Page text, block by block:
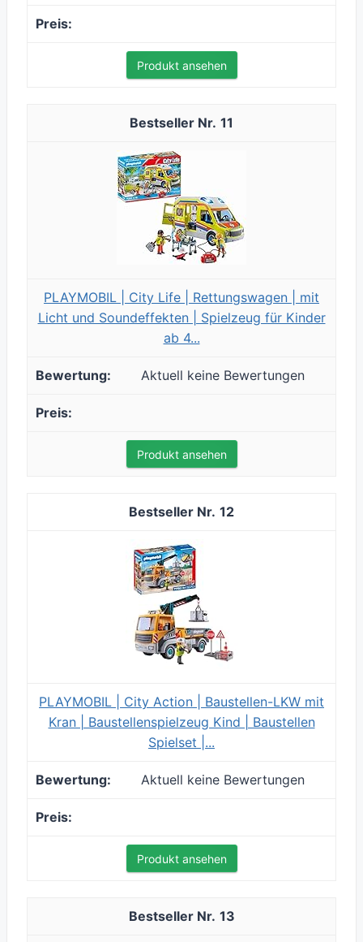
Produkt ansehen
11
PLAYMOBIL | City Life | Rettungswagen | mit
Licht und Soundeffekten | Spielzeug für Kinder
ab 4...
Aktuell keine Bewertungen
Produkt ansehen
12
PLAYMOBIL | City Action | Baustellen-LKW mit
Kran | Baustellenspielzeug Kind | Baustellen
Spielset |...
Aktuell keine Bewertungen
Produkt ansehen
13